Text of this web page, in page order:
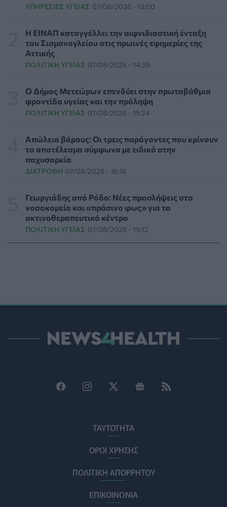
την ενίσχυση της βιοασφάλειας από το ΥΠΑΑΤ
ΕΠΙΚΑΙΡΌΤΗΤΑ 07/08/2026 - 17:42
Συναγερμός στις ΗΠΑ για φονικό μύκητα που αντέχει
ΥΓΕΊΑ 07/08/2026 - 17:17
Πέθανε στα 26 της η influencer Σίντνεϊ Τάουλ που
καρκίνο
ΕΠΙΚΑΙΡΌΤΗΤΑ 07/08/2026 - 16:41
Απώλεια βάρους: Οι τρεις παράγοντες που κρίνουν το
ΔΙΑΤΡΟΦΉ 07/08/2026 - 16:16
Ο ΙΣΑ συνιστά τη λήψη σχολαστικών μέτρων ατομικής
προστασίας από τον ιό του Δυτικού Νείλου
ΥΓΕΊΑ 07/08/2026 - 15:42
PET 07/08/2026 - 15:02
ΠΟΛΙΤΙΚΉ ΥΓΕΊΑΣ 07/08/2026 - 14:39
σοβαρής εγκεφαλικής κάκωσης
ΗΠΑ: Μεγάλη τράπεζα επενδύει 250 εκατ. δολάρια
τον χρόνο για φάρμακα GLP-1 στους εργαζομένους
07/08/2026 - 13:00
ΥΠΗΡΕΣΊΕΣ ΥΓΕΊΑΣ 07/08/2026 - 13:00
Η ΕΙΝΑΠ καταγγέλλει την αιφνιδιαστική ένταξη
του Σισμανογλείου στις πρωινές εφημερίες της
Αττικής
ΠΟΛΙΤΙΚΉ ΥΓΕΊΑΣ 07/08/2026 - 14:39
Ο Δήμος Μετεώρων επενδύει στην πρωτοβάθμια
φροντίδα υγείας και την πρόληψη
ΠΟΛΙΤΙΚΉ ΥΓΕΊΑΣ 07/08/2026 - 15:24
Απώλεια βάρους: Οι τρεις παράγοντες που κρίνουν
το αποτέλεσμα σύμφωνα με ειδικό στην
παχυσαρκία
ΔΙΑΤΡΟΦΉ 07/08/2026 - 16:16
Γεωργιάδης από Ρόδο: Νέες προσλήψεις στο
νοσοκομείο και «πράσινο φως» για το
ακτινοθεραπευτικό κέντρο
ΠΟΛΙΤΙΚΉ ΥΓΕΊΑΣ 07/08/2026 - 19:12
ΤΑΥΤΟΤΗΤΑ
ΟΡΟΙ ΧΡΗΣΗΣ
ΠΟΛΙΤΙΚΗ ΑΠΟΡΡΗΤΟΥ
ΕΠΙΚΟΙΝΩΝΙΑ